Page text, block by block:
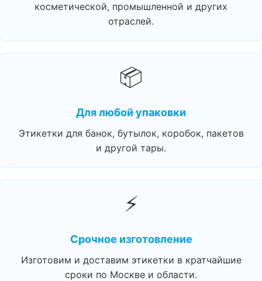
косметической, промышленной и других
отраслей.
📦
Для любой упаковки
Этикетки для банок, бутылок, коробок, пакетов
и другой тары.
⚡
Срочное изготовление
Изготовим и доставим этикетки в кратчайшие
сроки по Москве и области.